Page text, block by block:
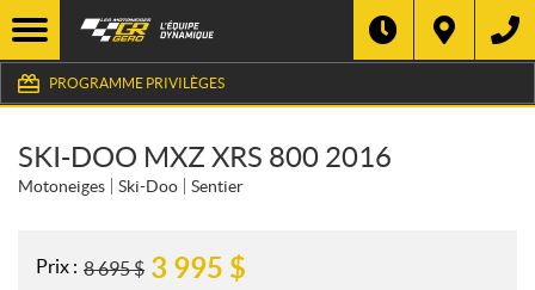
PROGRAMME PRIVILÈGES
SKI-DOO MXZ XRS 800 2016
Motoneiges Ski-Doo Sentier
Prix : 8 695$ 3 995 $